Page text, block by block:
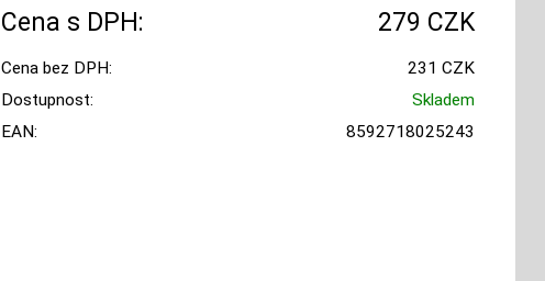
Cena s DPH: 279 CZK
Cena bez DPH:
231 CZK
Dostupnost:
Skladem
EAN:
8592718025243